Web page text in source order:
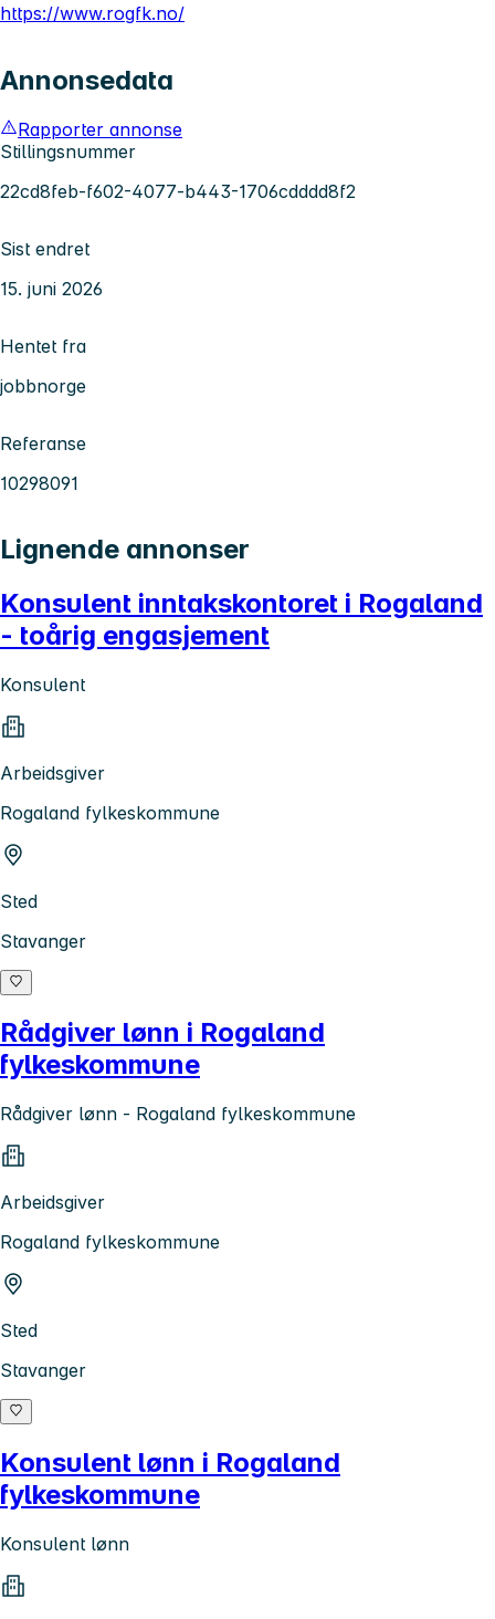
https://www.rogfk.no/
Annonsedata
Rapporter annonse
Stillingsnummer
22cd8feb-f602-4077-b443-1706cdddd8f2
Sist endret
15. juni 2026
Hentet fra
jobbnorge
Referanse
10298091
Lignende annonser
Konsulent inntakskontoret i Rogaland
- toårig engasjement
Konsulent
Arbeidsgiver
Rogaland fylkeskommune
Sted
Stavanger
Rådgiver lønn i Rogaland
fylkeskommune
Rådgiver lønn - Rogaland fylkeskommune
Arbeidsgiver
Rogaland fylkeskommune
Sted
Stavanger
Konsulent lønn i Rogaland
fylkeskommune
Konsulent lønn